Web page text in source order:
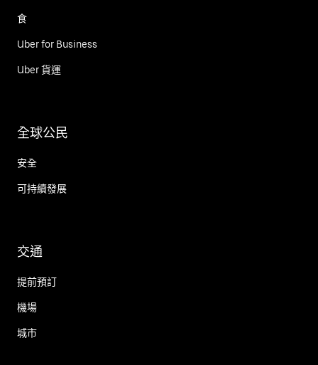
食
Uber for Business
Uber 貨運
全球公民
安全
可持續發展
交通
提前預訂
機場
城市